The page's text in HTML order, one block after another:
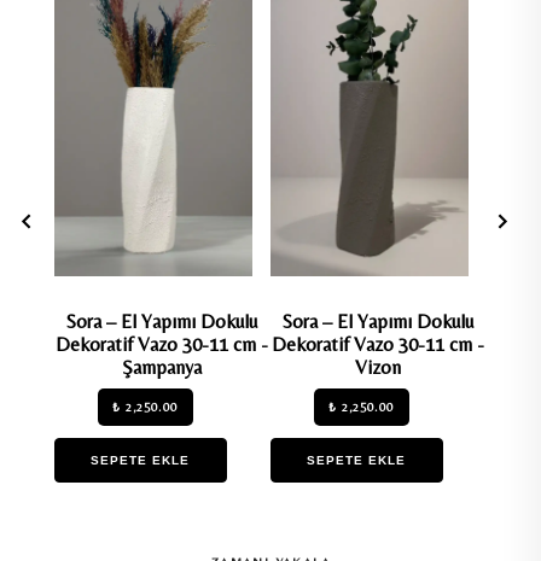
Sora – El Yapımı Dokulu
Dekoratif Vazo 30-11 cm -
Şampanya
₺ 2,250.00
SEPETE EKLE
Sora – El Yapımı Dokulu
Dekoratif Vazo 30-11 cm -
Vizon
₺ 2,250.00
SEPETE EKLE